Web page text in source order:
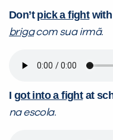
Don’t pick a fightwith
brigacom sua irmã.
I got into a fightat
na escola.